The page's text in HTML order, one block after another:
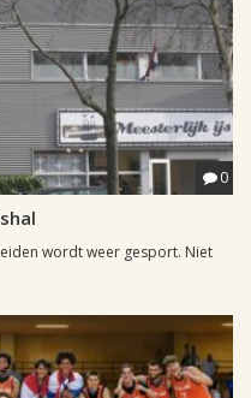
0
wordt weer gesport. Niet